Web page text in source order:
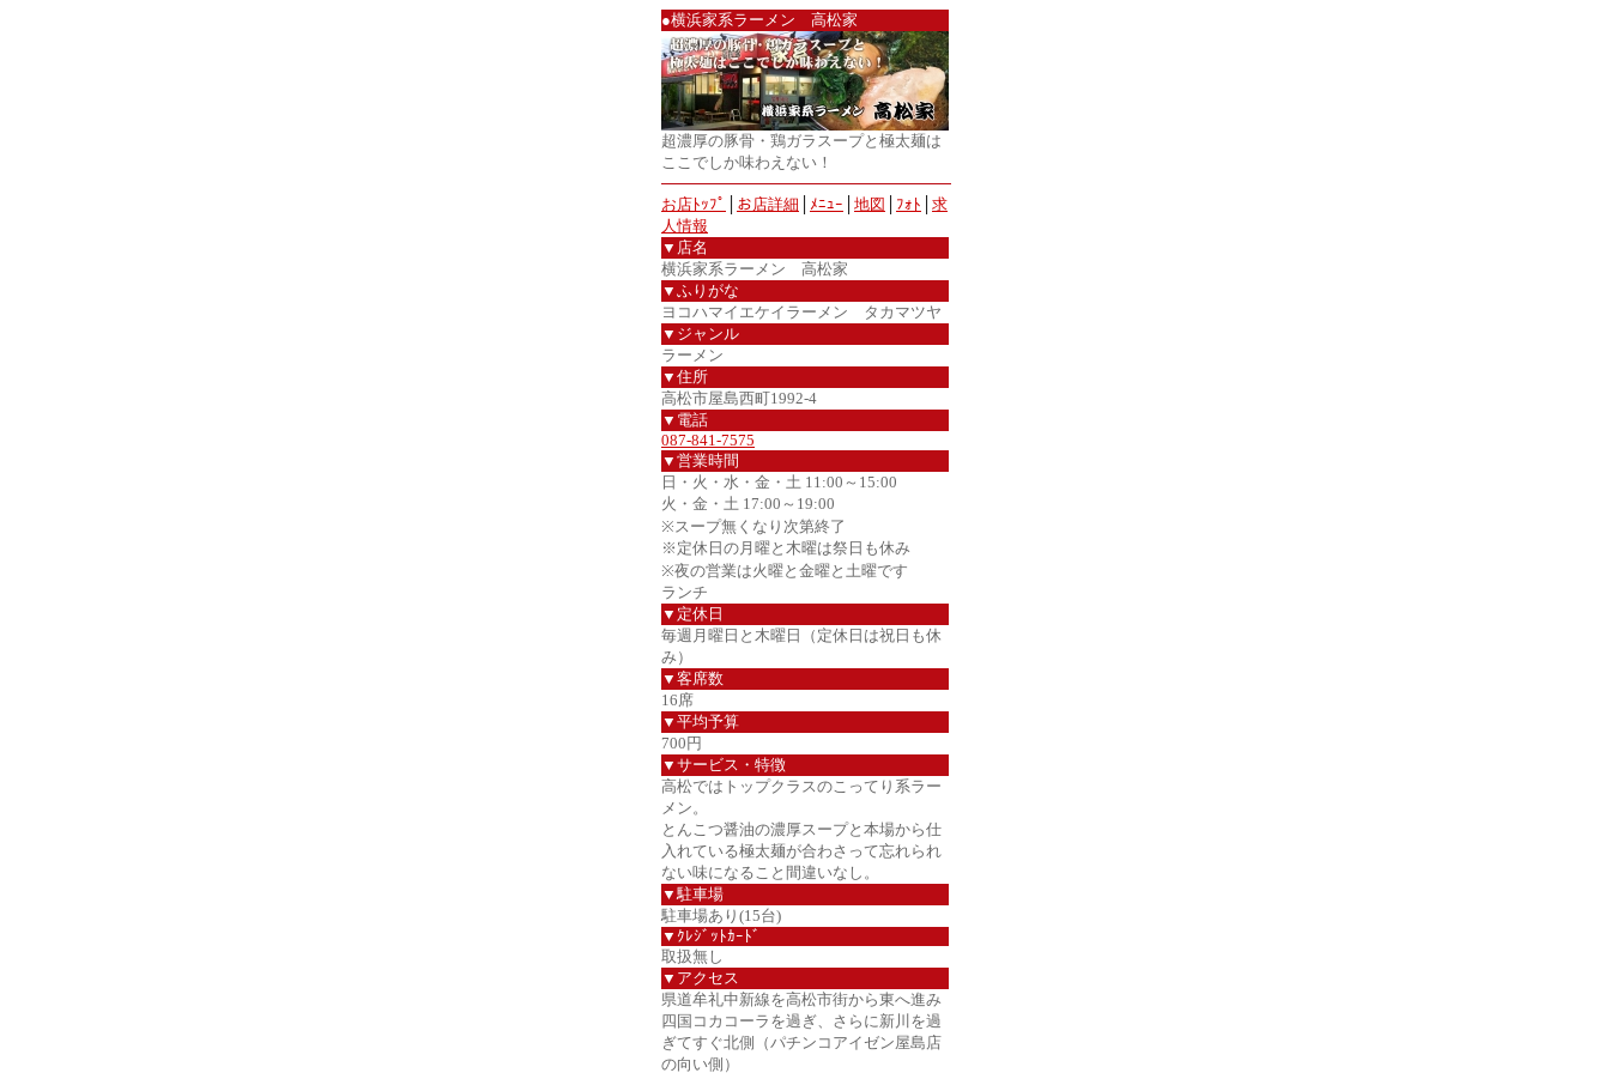
●横浜家系ラーメン 高松家
超濃厚の豚骨・鶏ガラスープと極太麺は
ここでしか味わえない！
お店ﾄｯﾌﾟ お店詳細 ﾒﾆｭｰ 地図 ﾌｫﾄ
求
人情報
▼店名
横浜家系ラーメン 高松家
▼ふりがな
ヨコハマイエケイラーメン タカマツヤ
▼ジャンル
ラーメン
▼住所
高松市屋島西町1992-4
▼電話
087-841-7575
▼営業時間
日・火・水・金・土 11:00～15:00
火・金・土 17:00～19:00
※スープ無くなり次第終了
※定休日の月曜と木曜は祭日も休み
※夜の営業は火曜と金曜と土曜です
ランチ
▼定休日
毎週月曜日と木曜日（定休日は祝日も休
み）
▼客席数
16席
▼平均予算
700円
▼サービス・特徴
高松ではトップクラスのこってり系ラー
メン。
とんこつ醤油の濃厚スープと本場から仕
入れている極太麺が合わさって忘れられ
ない味になること間違いなし。
▼駐車場
駐車場あり(15台)
▼ｸﾚｼﾞｯﾄｶｰﾄﾞ
取扱無し
▼アクセス
県道牟礼中新線を高松市街から東へ進み
四国コカコーラを過ぎ、さらに新川を過
ぎてすぐ北側（パチンコアイゼン屋島店
の向い側）